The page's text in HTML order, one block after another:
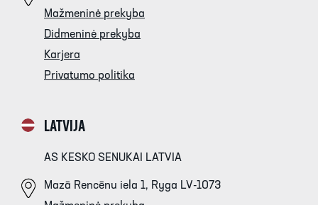
Mažmeninė prekyba
Didmeninė prekyba
Karjera
Privatumo politika
LATVIJA
AS KESKO SENUKAI LATVIA
Mazā Rencēnu iela 1, Ryga LV-1073